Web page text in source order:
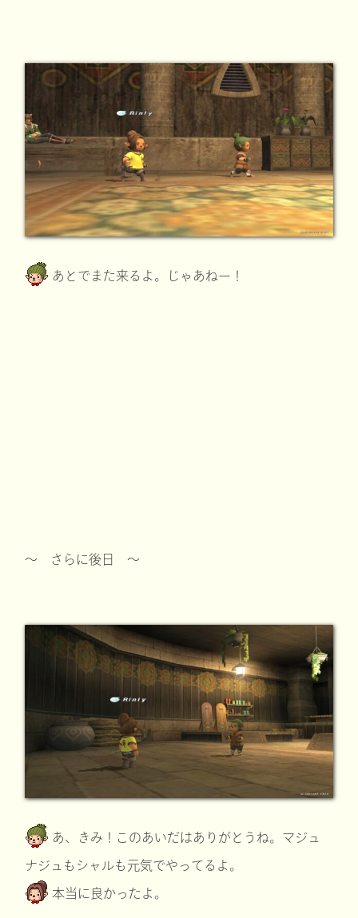
あとでまた来るよ。じゃあねー！
～ さらに後日 ～
あ、きみ！このあいだはありがとうね。マジュ
ナジュもシャルも元気でやってるよ。
本当に良かったよ。